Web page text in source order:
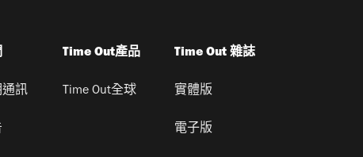
訊
Time Out產品
Time Out全球
Time Out 雜誌
實體版
電子版